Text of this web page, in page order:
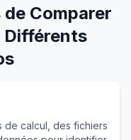
Comparer
Différents
de calcul, des fichiers